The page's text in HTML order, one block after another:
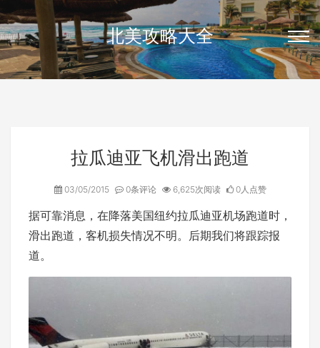
北美攻略大全
拉瓜迪亚飞机滑出跑道
03/05/2015 0条评论 6,625次阅读 0人点赞
据可靠消息，在降落美国纽约拉瓜迪亚机场跑道时，
滑出跑道，客机损失情况不明。后期我们将跟踪报
道。